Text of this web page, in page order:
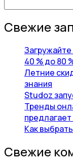
Свежие
40 % до 80
Летние
знания
Studoz
Тренды
Как
Свежие